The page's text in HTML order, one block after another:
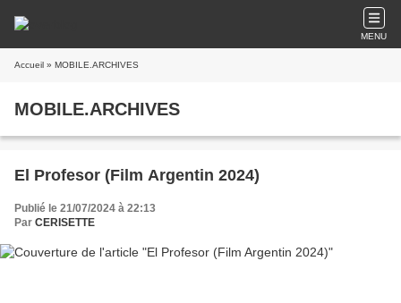
MENU
Accueil » MOBILE.ARCHIVES
MOBILE.ARCHIVES
El Profesor (Film Argentin 2024)
Publié le 21/07/2024 à 22:13
Par CERISETTE